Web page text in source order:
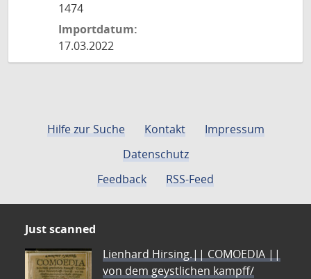
1474
Importdatum:
17.03.2022
Hilfe zur Suche Kontakt
Impressum
Datenschutz
Feedback
RSS-Feed
Just scanned
Lienhard Hirsing.|| COMOEDIA ||
von dem geystlichen kampff/